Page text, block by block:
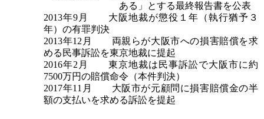
ある」とする最終報告書を公表
2013年9月 大阪地裁が懲役１年（執行猶予３
年）の有罪判決
2013年12月 両親らが大阪市への損害賠償を求
める民事訴訟を東京地裁に提起
2016年2月 東京地裁は民事訴訟で大阪市に約
7500万円の賠償命令（本件判決）
2017年11月 大阪市が元顧問に損害賠償金の半
額の支払いを求める訴訟を提起